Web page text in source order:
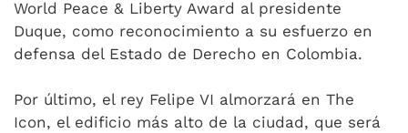
World Peace & Liberty Award al presidente
Duque, como reconocimiento a su esfuerzo en
defensa del Estado de Derecho en Colombia.
Por último, el rey Felipe VI almorzará en The
Icon, el edificio más alto de la ciudad, que será